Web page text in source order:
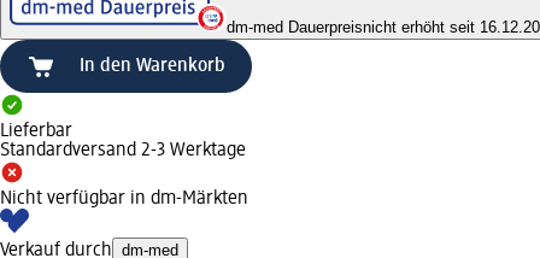
dm-med Dauerpreisnicht erhöht seit
In den Warenkorb
Lieferbar
Standardversand 2-3 Werktage
Nicht verfügbar in dm-Märkten
Verkauf durch dm-med